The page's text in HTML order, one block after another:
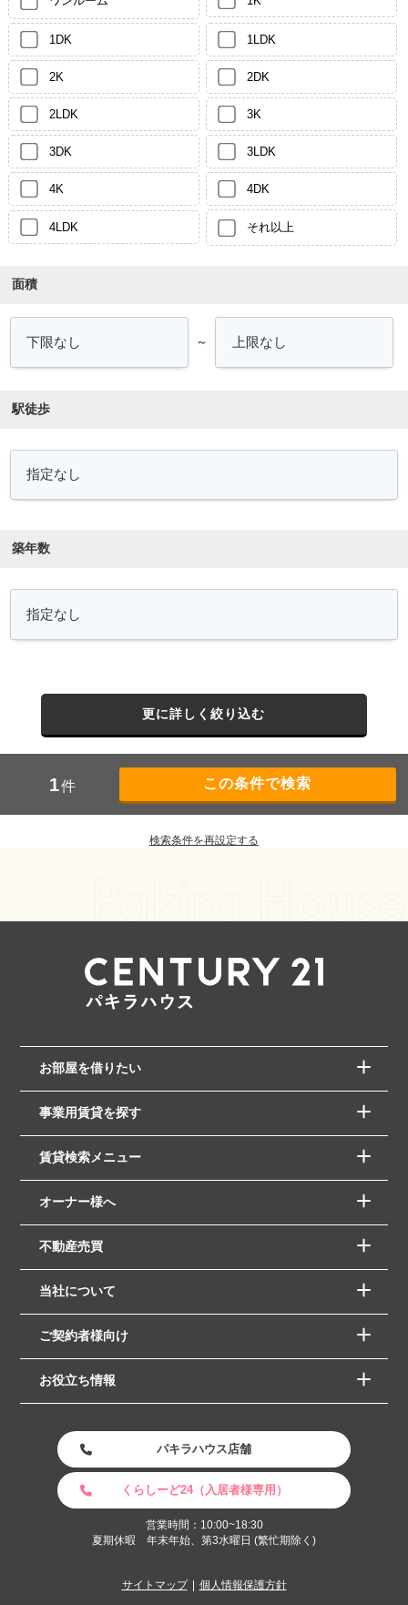
1DK 1LDK
2K 2DK
2LDK 3K
3DK 3LDK
4K 4DK
4LDK それ以上
面積
～
駅徒歩
築年数
更に詳しく絞り込む
1件
検索条件を再設定する
お部屋を借りたい
事業用賃貸を探す
賃貸検索メニュー
オーナー様へ
不動産売買
当社について
ご契約者様向け
お役立ち情報
パキラハウス店舗
くらしーど24（入居者様専用）
営業時間：10:00~18:30
夏期休暇 年末年始、第3水曜日 (繁忙期除く)
サイトマップ 個人情報保護方針